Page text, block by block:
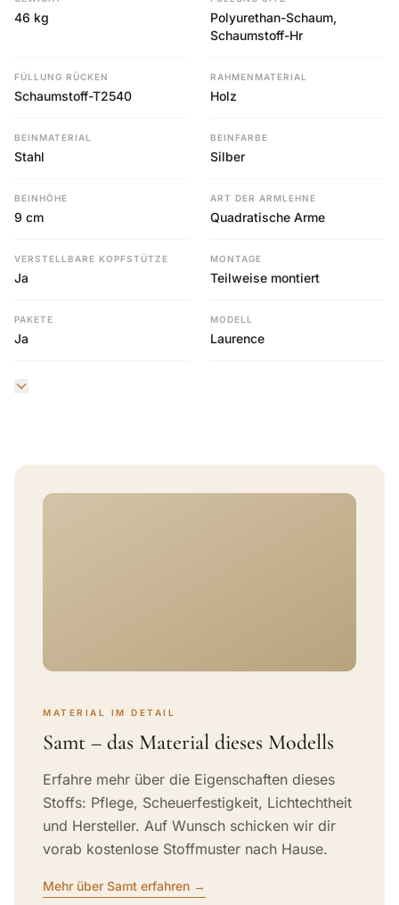
46 kg
Polyurethan-Schaum,
Schaumstoff-Hr
FÜLLUNG RÜCKEN
Schaumstoff-T2540
RAHMENMATERIAL
Holz
BEINMATERIAL
Stahl
BEINFARBE
Silber
BEINHÖHE
9 cm
ART DER ARMLEHNE
Quadratische Arme
VERSTELLBARE KOPFSTÜTZE
Ja
MONTAGE
Teilweise montiert
PAKETE
Ja
MODELL
Laurence
MATERIAL IM DETAIL
Samt – das Material dieses Modells
Erfahre mehr über die Eigenschaften dieses
Stoffs: Pflege, Scheuerfestigkeit, Lichtechtheit
und Hersteller. Auf Wunsch schicken wir dir
vorab kostenlose Stoffmuster nach Hause.
Mehr über Samt erfahren →